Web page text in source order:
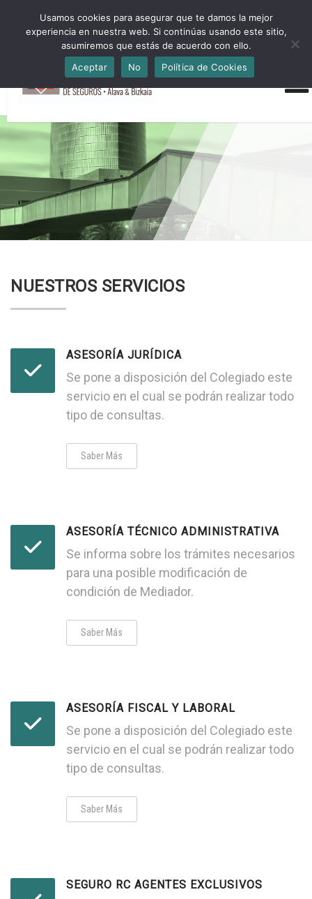
HORARIO INVIERNO Lun-Jue 09:00-16:30 Vier 9:00-14:00
administracion@cmsab.eus 94.442.43.43 Móvil y Whatsapp
688.889.170
NUESTROS SERVICIOS
ASESORÍA JURÍDICA
Se pone a disposición del Colegiado este
servicio en el cual se podrán realizar todo
tipo de consultas.
Saber Más
ASESORÍA TÉCNICO ADMINISTRATIVA
Se informa sobre los trámites necesarios
para una posible modificación de
condición de Mediador.
Saber Más
ASESORÍA FISCAL Y LABORAL
Se pone a disposición del Colegiado este
servicio en el cual se podrán realizar todo
tipo de consultas.
Saber Más
SEGURO RC AGENTES EXCLUSIVOS
Usamos cookies para asegurar que te damos la mejor
experiencia en nuestra web. Si continúas usando este sitio,
asumiremos que estás de acuerdo con ello.
Aceptar
No Política de Cookies